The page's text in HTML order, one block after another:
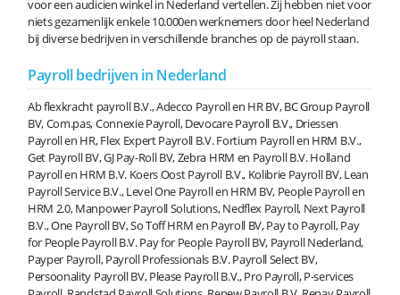
voor een audicien winkel in Nederland vertellen. Zij hebben niet voor
niets gezamenlijk enkele 10.000en werknemers door heel Nederland
bij diverse bedrijven in verschillende branches op de payroll staan.
Payroll bedrijven in Nederland
Ab flexkracht payroll B.V., Adecco Payroll en HR BV, BC Group Payroll
BV, Com.pas, Connexie Payroll, Devocare Payroll B.V., Driessen
Payroll en HR, Flex Expert Payroll B.V. Fortium Payroll en HRM B.V.,
Get Payroll BV, GJ Pay-Roll BV, Zebra HRM en Payroll B.V. Holland
Payroll en HRM B.V. Koers Oost Payroll B.V., Kolibrie Payroll BV, Lean
Payroll Service B.V., Level One Payroll en HRM BV, People Payroll en
HRM 2.0, Manpower Payroll Solutions, Nedflex Payroll, Next Payroll
B.V., One Payroll BV, So Toff HRM en Payroll BV, Pay to Payroll, Pay
for People Payroll B.V. Pay for People Payroll BV, Payroll Nederland,
Payper Payroll, Payroll Professionals B.V. Payroll Select BV,
Persoonality Payroll BV, Please Payroll B.V., Pro Payroll, P-services